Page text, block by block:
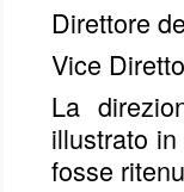
Direttore
Vice
La
illustrato
fosse